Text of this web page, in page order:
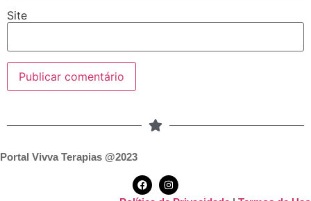
Site
Portal Vivva Terapias @2023